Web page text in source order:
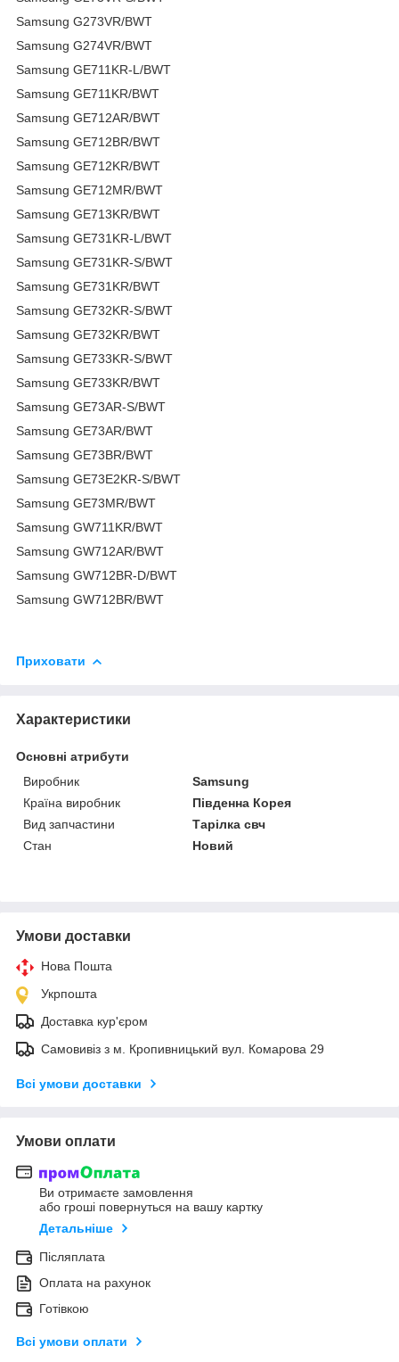
Samsung G273VR/BWT
Samsung G274VR/BWT
Samsung GE711KR-L/BWT
Samsung GE711KR/BWT
Samsung GE712AR/BWT
Samsung GE712BR/BWT
Samsung GE712KR/BWT
Samsung GE712MR/BWT
Samsung GE713KR/BWT
Samsung GE731KR-L/BWT
Samsung GE731KR-S/BWT
Samsung GE731KR/BWT
Samsung GE732KR-S/BWT
Samsung GE732KR/BWT
Samsung GE733KR-S/BWT
Samsung GE733KR/BWT
Samsung GE73AR-S/BWT
Samsung GE73AR/BWT
Samsung GE73BR/BWT
Samsung GE73E2KR-S/BWT
Samsung GE73MR/BWT
Samsung GW711KR/BWT
Samsung GW712AR/BWT
Samsung GW712BR-D/BWT
Samsung GW712BR/BWT
Приховати
Характеристики
Основні атрибути
Виробник
Samsung
Країна виробник
Південна Корея
Вид запчастини
Тарілка свч
Стан
Новий
Умови доставки
Нова Пошта
Укрпошта
Доставка кур'єром
Самовивіз з м. Кропивницький вул. Комарова 29
Всі умови доставки
Умови оплати
Ви отримаєте замовлення
або гроші повернуться на вашу картку
Детальніше
Післяплата
Оплата на рахунок
Готівкою
Всі умови оплати